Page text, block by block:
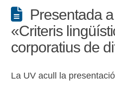
Presentada
«Criteris
corporatius de
La UV acull la